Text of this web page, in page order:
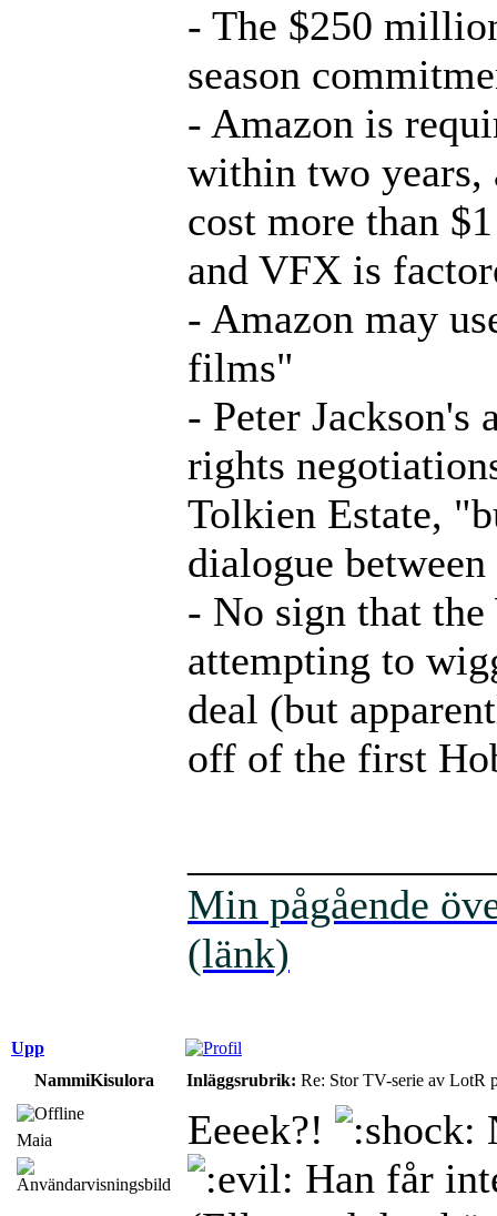
- The $250
season
- Amazon is
within two years,
cost more than
and VFX is
- Amazon may
films"
- Peter Jackson's
rights
Tolkien Estate,
dialogue
- No sign that the
attempting to
deal (but
off of the first
Min pågående
(länk)
Upp
NammiKisulora
Inläggsrubrik: Re: Stor TV-serie av LotR
Maia Eeeek?!
Han får